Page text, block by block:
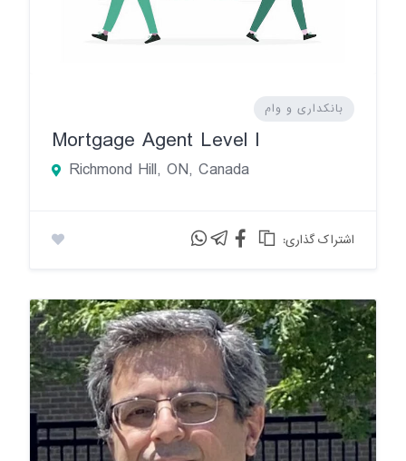
بانکداری و وام
Mortgage Agent Level I
Richmond Hill, ON, Canada
:اشتراک گذاری